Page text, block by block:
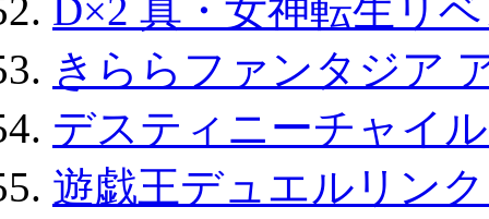
D×2 真・女神転生リ
きららファンタジア
デスティニーチャイ
遊戯王デュエルリン